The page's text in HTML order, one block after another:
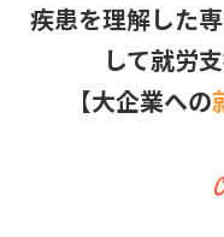
疾患を理解した
して就労
【大企業への